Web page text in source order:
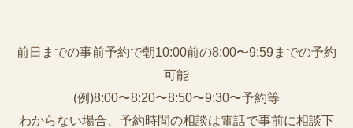
前日までの事前予約で朝10:00前の8:00〜9:59までの予約
可能
(例)8:00〜8:20〜8:50〜9:30〜予約等
わからない場合、予約時間の相談は電話で事前に相談下